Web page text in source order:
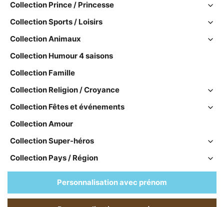
Collection Prince / Princesse
Collection Sports / Loisirs
Collection Animaux
Collection Humour 4 saisons
Collection Famille
Collection Religion / Croyance
Collection Fêtes et événements
Collection Amour
Collection Super-héros
Collection Pays / Région
Personnalisation avec prénom